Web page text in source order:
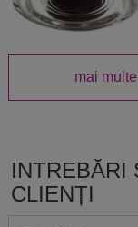
mai
INTREBĂRI
CLIENȚI